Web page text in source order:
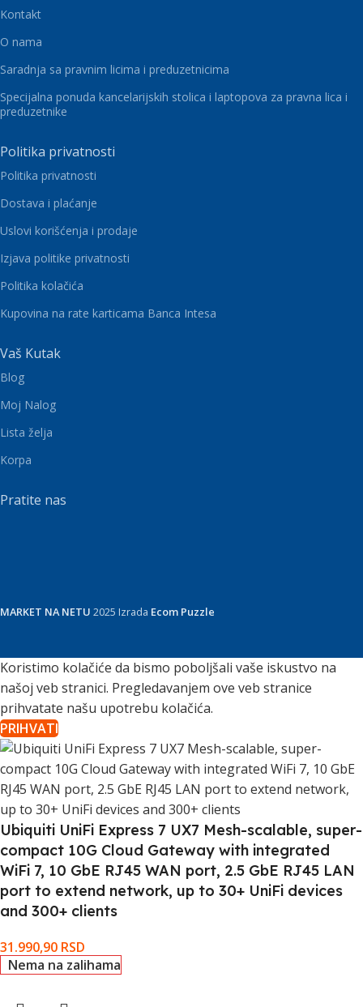
Kontakt
O nama
Saradnja sa pravnim licima i preduzetnicima
Specijalna ponuda kancelarijskih stolica i laptopova za pravna lica i
preduzetnike
Politika privatnosti
Politika privatnosti
Dostava i plaćanje
Uslovi korišćenja i prodaje
Izjava politike privatnosti
Politika kolačića
Kupovina na rate karticama Banca Intesa
Vaš Kutak
Blog
Moj Nalog
Lista želja
Korpa
Pratite nas
MARKET NA NETU 2025 Izrada Ecom Puzzle
Koristimo kolačiće da bismo poboljšali vaše iskustvo na
našoj veb stranici. Pregledavanjem ove veb stranice
prihvatate našu upotrebu kolačića.
PRIHVATI
Ubiquiti UniFi Express 7 UX7 Mesh-scalable, super-
compact 10G Cloud Gateway with integrated
WiFi 7, 10 GbE RJ45 WAN port, 2.5 GbE RJ45 LAN
port to extend network, up to 30+ UniFi devices
and 300+ clients
31.990,90 RSD
Nema na zalihama